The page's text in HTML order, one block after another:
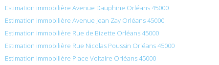
Estimation immobilière Avenue Dauphine Orléans 45000
Estimation immobilière Avenue Jean Zay Orléans 45000
Estimation immobilière Rue de Bizette Orléans 45000
Estimation immobilière Rue Nicolas Poussin Orléans 45000
Estimation immobilière Place Voltaire Orléans 45000